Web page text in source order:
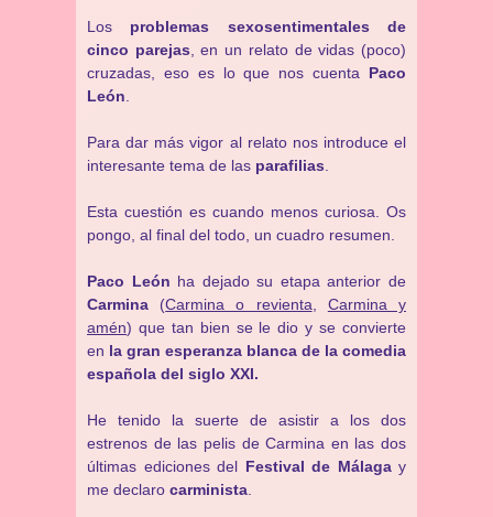
Los problemas sexosentimentales de
cinco parejas , en un relato de vidas (poco)
cruzadas, eso es lo que nos cuenta Paco
León
Para dar más vigor al relato nos introduce el
interesante tema de las parafilias
Esta cuestión es cuando menos curiosa. Os
pongo, al final del todo, un cuadro resumen.
Paco León ha dejado su etapa anterior de
Carmina (Carmina o revienta
Carmina y
amén) que tan bien se le dio y se convierte
en la gran esperanza blanca de la comedia
española del siglo XXI.
He tenido la suerte de asistir a los dos
estrenos de las pelis de Carmina en las dos
últimas ediciones del Festival de Málagay
me declaro carminista